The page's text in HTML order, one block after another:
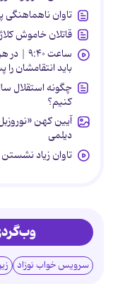
تاوان ناهماهنگی
قاتلان خاموش
ساعت
باید انتقامشان
چگونه استقلال
کنیم؟
دیلمی
تاوان زیاد
سرویس خواب نوزاد